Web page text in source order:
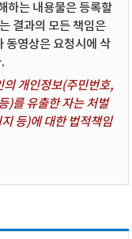
하는 내용물은 등록할
결과의 모든 책임은
동영상은 요청시에 삭
개인정보(주민번호,
)를 유출한 자는 처벌
등)에 대한 법적책임